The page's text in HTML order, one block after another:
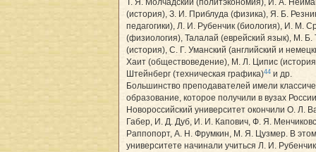
Т. Я. Молчадский (политэкономия), И. А.
(история), З. И. Приблуда (физика), Я. Б.
педагогики), Л. И. Рубенчик (биология), И. М.
(физиология), Талалай (еврейский язык), М. Б.
(история), С. Г. Уманский (английский и
Хаит (обществоведение), М. Л. Ципис
Штейнберг (техническая графика)44 и др.
Большинство преподавателей имели
образование, которое получили в вузах
Новороссийский университет окончили О. Л.
Габер, И. Д. Дуб, И. И. Капович, Ф. Я.
Раппопорт, А. Н. Фрумкин, М. Я. Цузмер. В
университете начинали учиться Л. И.